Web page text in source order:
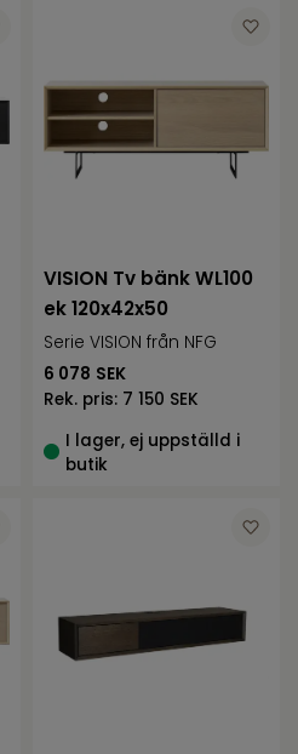
VISION Tv bänk WL100
ek 120x42x50
Serie VISION från NFG
6 078 SEK
Rek. pris: 7 150 SEK
I lager, ej uppställd i
butik